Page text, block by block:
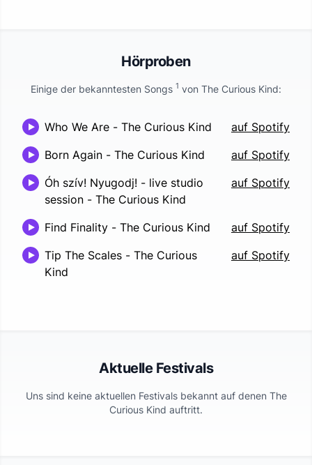
Hörproben
Einige der bekanntesten Songs 1 von The Curious Kind:
Who We Are - The Curious Kind
auf Spotify
Born Again - The Curious Kind
auf Spotify
Óh szív! Nyugodj! - live studio
session - The Curious Kind
auf Spotify
Find Finality - The Curious Kind
auf Spotify
Tip The Scales - The Curious
Kind
auf Spotify
Aktuelle Festivals
Uns sind keine aktuellen Festivals bekannt auf denen The
Curious Kind auftritt.